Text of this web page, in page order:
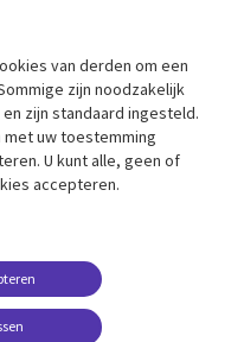
management
van derden om een
zijn noodzakelijk
zijn standaard ingesteld.
uw toestemming
U kunt alle, geen of
accepteren.